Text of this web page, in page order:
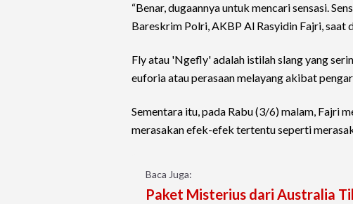
“Benar, dugaannya untuk mencari sensasi.
Bareskrim Polri, AKBP Al Rasyidin Fajri,
Fly atau 'Ngefly' adalah istilah slang yang
euforia atau perasaan melayang akibat
Sementara itu, pada Rabu (3/6) malam, Fajri
merasakan efek-efek tertentu seperti
Baca Juga:
Paket Misterius dari Australia